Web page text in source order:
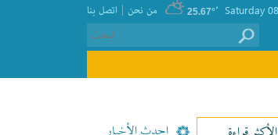
اتصل بنا | من نحن 25.67°